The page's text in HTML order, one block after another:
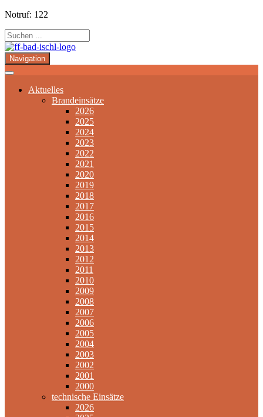
Notruf: 122
Navigation
Aktuelles
Brandeinsätze
2026
2025
2024
2023
2022
2021
2020
2019
2018
2017
2016
2015
2014
2013
2012
2011
2010
2009
2008
2007
2006
2005
2004
2003
2002
2001
2000
technische Einsätze
2026